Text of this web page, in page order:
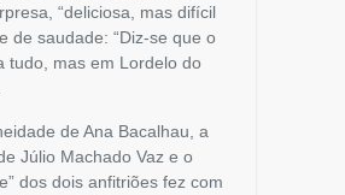
“deliciosa, mas difícil
de saudade: “Diz-se que o
tudo, mas em Lordelo do
de Ana Bacalhau, a
Júlio Machado Vaz e o
dos dois anfitriões fez com